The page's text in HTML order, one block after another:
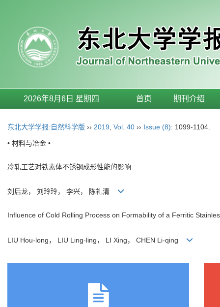
2026年8月6日 星期四 首页 期刊介绍
东北大学学报:自然科学版 ›› 2019 Vol. 40 ›› Issue (8): 1099-1104.
• 材料与冶金 •
冷轧工艺对铁素体不锈钢成形性能的影响
刘后龙， 刘玲玲， 李兴， 陈礼清
Influence of Cold Rolling Process on Formability of a Ferritic
LIU Hou-long， LIU Ling-ling， LI Xing， CHEN Li-qing